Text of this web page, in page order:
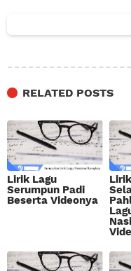
RELATED POSTS
Lirik Lagu
Serumpun Padi
Beserta Videonya